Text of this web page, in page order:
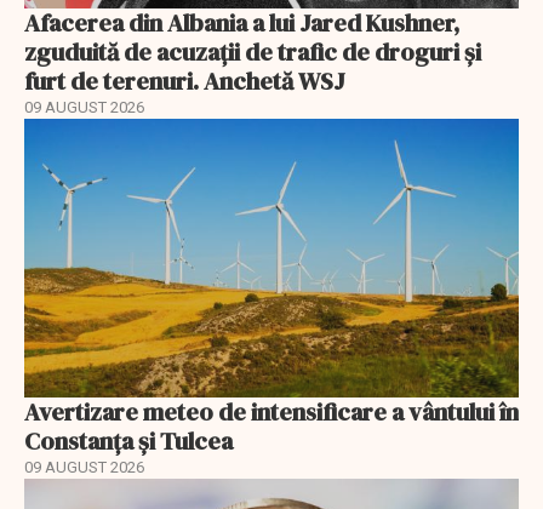
Afacerea din Albania a lui Jared Kushner,
zguduită de acuzații de trafic de droguri și
furt de terenuri. Anchetă WSJ
09 AUGUST 2026
Avertizare meteo de intensificare a vântului în
Constanța și Tulcea
09 AUGUST 2026